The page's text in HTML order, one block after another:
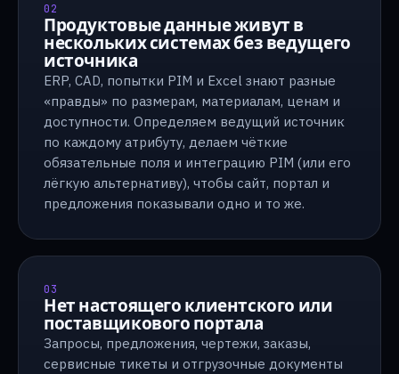
02
Продуктовые данные живут в
нескольких системах без ведущего
источника
ERP, CAD, попытки PIM и Excel знают разные
«правды» по размерам, материалам, ценам и
доступности. Определяем ведущий источник
по каждому атрибуту, делаем чёткие
обязательные поля и интеграцию PIM (или его
лёгкую альтернативу), чтобы сайт, портал и
предложения показывали одно и то же.
03
Нет настоящего клиентского или
поставщикового портала
Запросы, предложения, чертежи, заказы,
сервисные тикеты и отгрузочные документы